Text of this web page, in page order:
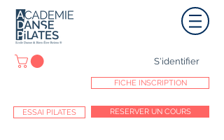
S'identifier
FICHE INSCRIPTION
ESSAI PILATES RESERVER UN COURS